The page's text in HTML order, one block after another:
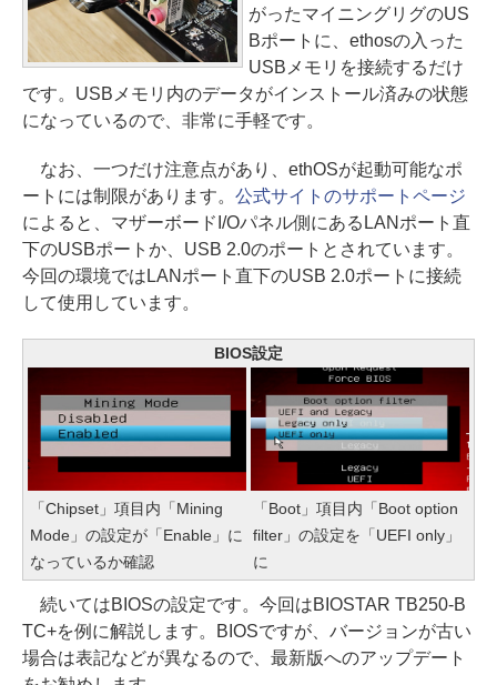
がったマイニングリグのUS
Bポートに、ethosの入った
USBメモリを接続するだけ
です。USBメモリ内のデータがインストール済みの状態
になっているので、非常に手軽です。
なお、一つだけ注意点があり、ethOSが起動可能なポ
ートには制限があります。 公式サイトのサポートページ
によると、マザーボードI/Oパネル側にあるLANポート直
下のUSBポートか、USB 2.0のポートとされています。
今回の環境ではLANポート直下のUSB 2.0ポートに接続
して使用しています。
BIOS設定
「Chipset」項目内「Mining
Mode」の設定が「Enable」に
なっているか確認
「Boot」項目内「Boot option
filter」の設定を「UEFI only」
に
続いてはBIOSの設定です。今回はBIOSTAR TB250-B
TC+を例に解説します。BIOSですが、バージョンが古い
場合は表記などが異なるので、最新版へのアップデート